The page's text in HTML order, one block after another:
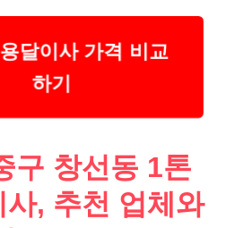
달이사 가격 비교
하기
구 창선동 1톤
사, 추천 업체와